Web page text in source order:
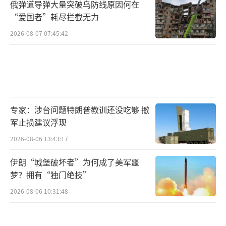
俄弹道导弹大量突破乌防线原因何在
“爱国者”耗尽拦截无力
2026-08-07 07:45:42
专家：涉台问题特朗普教训还没吃够 撤
军止损建议浮现
2026-08-06 13:43:17
伊朗“城堡破坏者”为何成了美军噩
梦？拥有“独门绝技”
2026-08-06 10:31:48